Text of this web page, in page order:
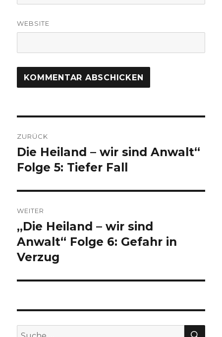
WEBSITE
ZURÜCK
Vorheriger
Beitrag:
Die Heiland – wir sind Anwalt“
Folge 5: Tiefer Fall
WEITER
Nächster
Beitrag:
„Die Heiland – wir sind
Anwalt“ Folge 6: Gefahr in
Verzug
Suche